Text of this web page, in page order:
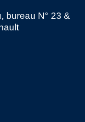
bureau N° 23 &